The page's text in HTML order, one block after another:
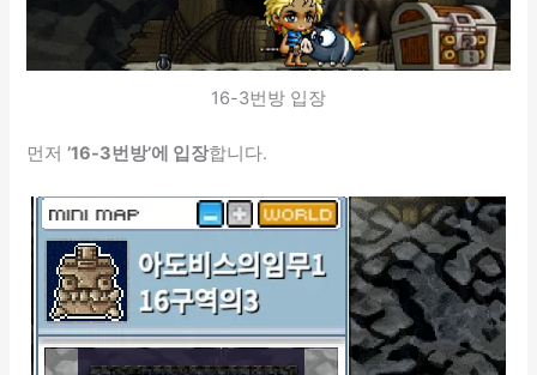
16-3번방 입장
먼저’16-3번방’에 입장합니다.